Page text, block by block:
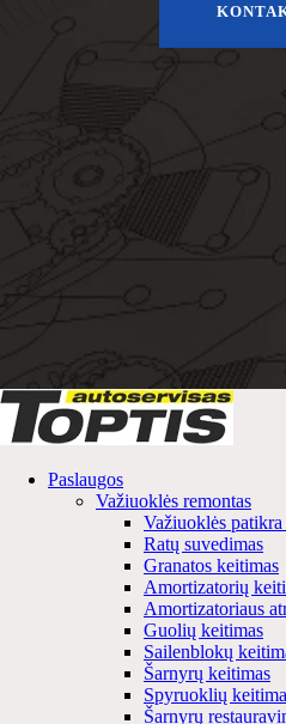
Paslaugos
Važiuoklės remontas
Važiuoklės
Ratų suvedimas
Granatos keitimas
Amortizatorių
Amortizatoriaus
Guolių keitimas
Sailenblokų
Šarnyrų keitimas
Spyruoklių
Šarnyrų